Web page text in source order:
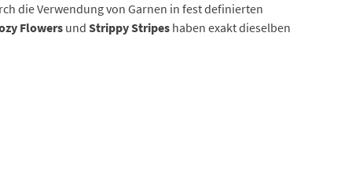
die Verwendung von Garnen in fest definierten
Flowersund Strippy Stripeshaben exakt dieselben